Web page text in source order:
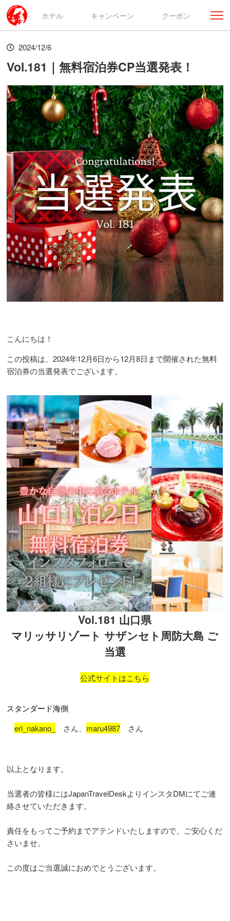
ホテル キャンペーン クーポン
2024/12/6
Vol.181｜無料宿泊券CP当選発表！
こんにちは！
この投稿は、2024年12月6日から12月8日まで開催された無料
宿泊券の当選発表でございます。
Vol.181 山口県
マリッサリゾート サザンセト周防大島 ご
当選
公式サイトはこちら
スタンダード海側
eri_nakano_
さん、 maru4987 さん
以上となります。
当選者の皆様にはJapanTravelDeskよりインスタDMにてご連
絡させていただきます。
責任をもってご予約までアテンドいたしますので、ご安心くだ
さいませ。
この度はご当選誠におめでとうございます。